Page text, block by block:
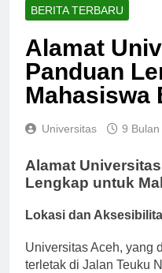
BERITA TERBARU
Alamat
Panduan
Mahasiswa
Universitas 9 Bulan
Alamat
Lengkap untuk
Lokasi dan
Universitas Aceh, yang
terletak di Jalan Teuku